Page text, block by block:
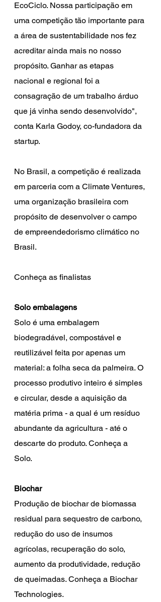
EcoCiclo. Nossa participação em
uma competição tão importante para
a área de sustentabilidade nos fez
acreditar ainda mais no nosso
propósito. Ganhar as etapas
nacional e regional foi a
consagração de um trabalho árduo
que já vinha sendo desenvolvido",
conta Karla Godoy, co-fundadora da
startup.
No Brasil, a competição é realizada
em parceria com a Climate Ventures,
uma organização brasileira com
propósito de desenvolver o campo
de empreendedorismo climático no
Brasil.
Conheça as finalistas
Solo embalagens
Solo é uma embalagem
biodegradável, compostável e
reutilizável feita por apenas um
material: a folha seca da palmeira. O
processo produtivo inteiro é simples
e circular, desde a aquisição da
matéria prima - a qual é um resíduo
abundante da agricultura - até o
descarte do produto. Conheça a
Solo.
Biochar
Produção de biochar de biomassa
residual para sequestro de carbono,
redução do uso de insumos
agrícolas, recuperação do solo,
aumento da produtividade, redução
de queimadas. Conheça a Biochar
Technologies.